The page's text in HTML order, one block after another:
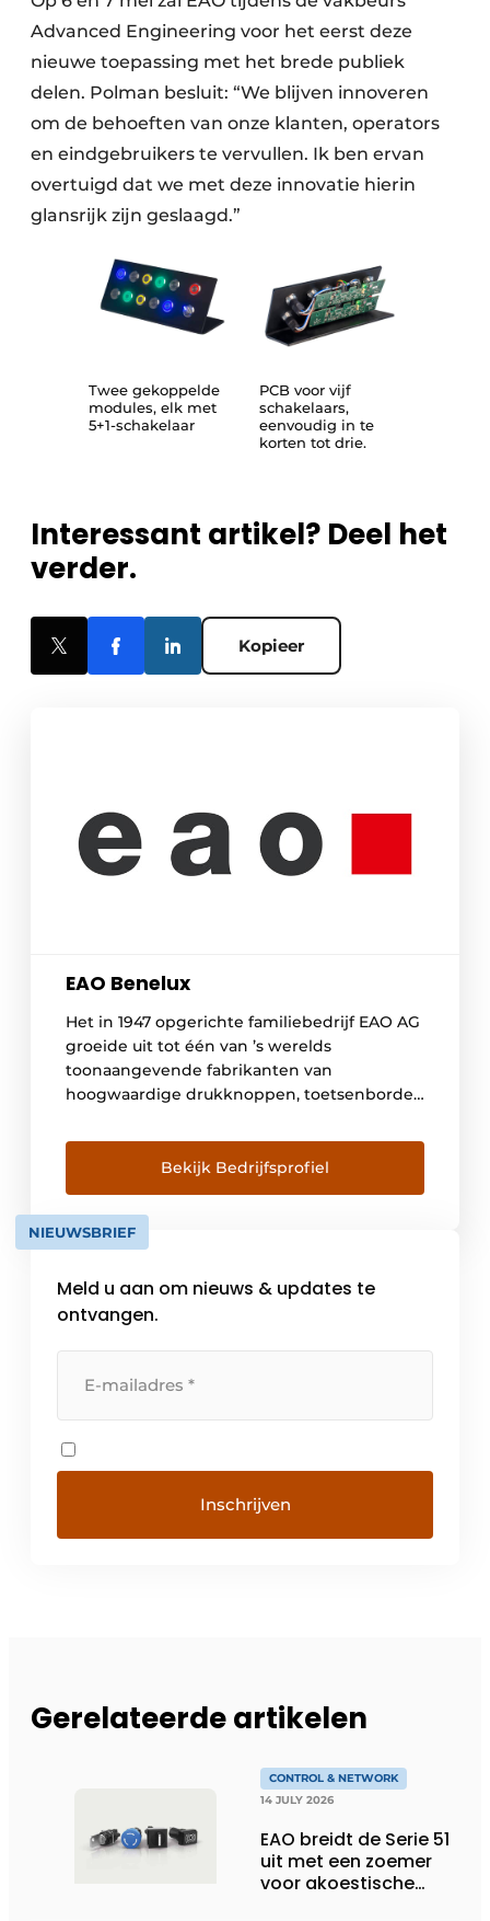
Advanced Engineering voor het eerst deze
nieuwe toepassing met het brede publiek
delen. Polman besluit: “We blijven innoveren
om de behoeften van onze klanten, operators
en eindgebruikers te vervullen. Ik ben ervan
overtuigd dat we met deze innovatie hierin
glansrijk zijn geslaagd.”
Twee gekoppelde
modules, elk met
5+1-schakelaar
PCB voor vijf
schakelaars,
eenvoudig in te
korten tot drie.
Interessant artikel? Deel het
verder.
Kopieer
EAO Benelux
Het in 1947 opgerichte familiebedrijf EAO AG
groeide uit tot één van ’s werelds
toonaangevende fabrikanten van
hoogwaardige drukknoppen, toetsenborden
en met complete HMI besturingspanelen en
HMI systemen. Met meer dan 600 betrokken
medewerkers kan EAO terugvallen op een
wereldwijd productie- en verkoopnetwerk.
Met productievestigingen in Zwitserland,
Bekijk Bedrijfsprofiel
NIEUWSBRIEF
Meld u aan om nieuws & updates te
ontvangen.
Gerelateerde artikelen
CONTROL & NETWORK
14 JULY 2026
EAO breidt de Serie 51
uit met een zoemer
voor akoestische